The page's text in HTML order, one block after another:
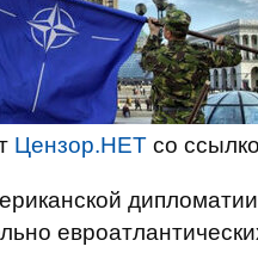
Цензор.НЕТ со